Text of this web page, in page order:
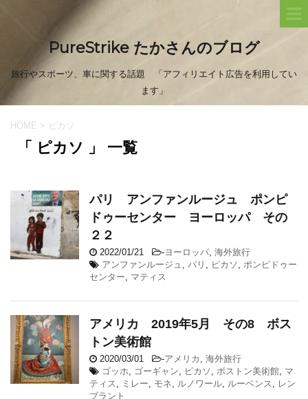
PureStrike たかさんのブログ
旅行やスポーツ、車に関する話題 「アフィリエイト広告を利用してい
ます」
HOME > ピカソ
「 ピカソ 」 一覧
パリ アンファンルージュ ポンピ
ドゥーセンター ヨーロッパ その
２２
2022/01/21 -ヨーロッパ, 海外旅行
アンファンルージュ , パリ , ピカソ , ポンピドゥー
センター, マティス
アメリカ 2019年5月 その8 ボス
トン美術館
2020/03/01 -アメリカ , 海外旅行
ゴッホ, ゴーギャン, ピカソ , ボストン美術館, マ
ティス , ミレー, モネ, ルノワール, ルーベンス , レン
ブラント